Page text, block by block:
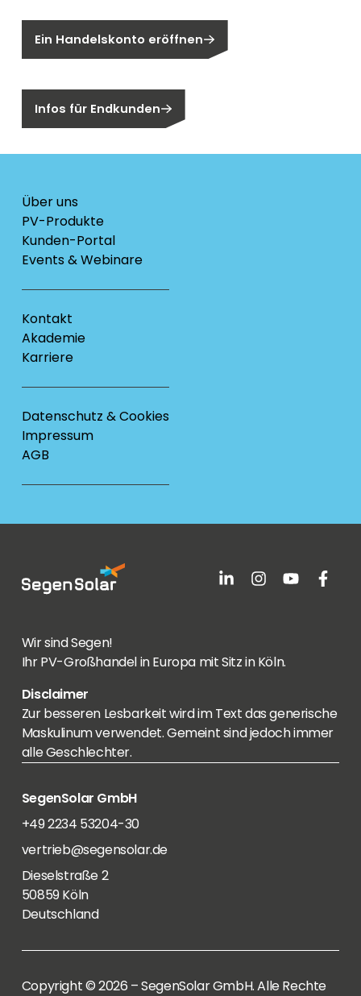
Ein Handelskonto eröffnen
Infos für Endkunden
Über uns
PV-Produkte
Kunden-Portal
Events & Webinare
Kontakt
Akademie
Karriere
Datenschutz & Cookies
Impressum
AGB
Wir sind Segen!
Ihr PV-Großhandel in Europa mit Sitz in Köln.
Disclaimer
Zur besseren Lesbarkeit wird im Text das generische
Maskulinum verwendet. Gemeint sind jedoch immer
alle Geschlechter.
SegenSolar GmbH
+49 2234 53204-30
vertrieb@segensolar.de
Dieselstraße 2
50859 Köln
Deutschland
Copyright © 2026 – SegenSolar GmbH. Alle Rechte